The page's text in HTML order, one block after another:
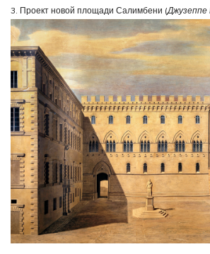
3. Проект новой площади Салимбени (